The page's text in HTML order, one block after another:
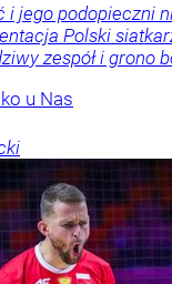
i jego podopieczni
Polski
zespół i grono
u Nas